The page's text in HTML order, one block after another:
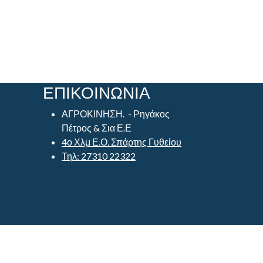
ΕΠΙΚΟΙΝΩΝΙΑ
ΑΓΡΟΚΙΝΗΣΗ. - Ρηγάκος
Πέτρος & Σια Ε.Ε
4ο Χλμ Ε.Ο. Σπάρτης Γυθείου
Τηλ: 27310 22322